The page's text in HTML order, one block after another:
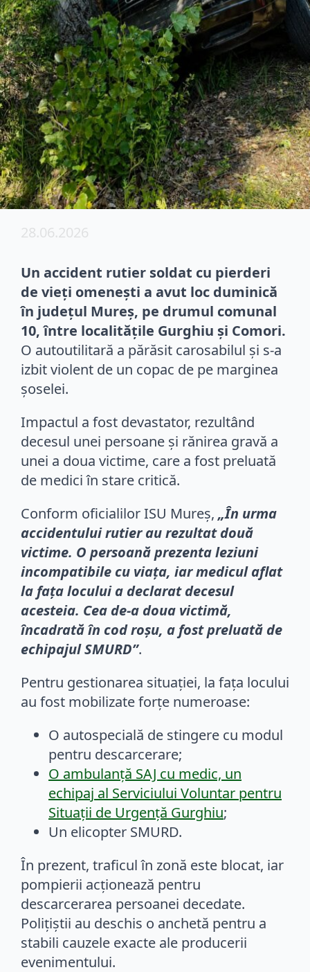
28.06.2026
Un accident rutier soldat cu pierderi
de vieți omenești a avut loc duminică
în județul Mureș, pe drumul comunal
10, între localitățile Gurghiu și Comori.
O autoutilitară a părăsit carosabilul și s-a
izbit violent de un copac de pe marginea
șoselei.
Impactul a fost devastator, rezultând
decesul unei persoane și rănirea gravă a
unei a doua victime, care a fost preluată
de medici în stare critică.
Conform oficialilor ISU Mureș, „În urma
accidentului rutier au rezultat două
victime. O persoană prezenta leziuni
incompatibile cu viaţa, iar medicul aflat
la faţa locului a declarat decesul
acesteia. Cea de-a doua victimă,
încadrată în cod roşu, a fost preluată de
echipajul SMURD”.
Pentru gestionarea situației, la fața locului
au fost mobilizate forțe numeroase:
O autospecială de stingere cu modul
pentru descarcerare;
O ambulanță SAJ cu medic, un
echipaj al Serviciului Voluntar pentru
Situaţii de Urgenţă Gurghiu;
Un elicopter SMURD.
În prezent, traficul în zonă este blocat, iar
pompierii acționează pentru
descarcerarea persoanei decedate.
Polițiștii au deschis o anchetă pentru a
stabili cauzele exacte ale producerii
evenimentului.